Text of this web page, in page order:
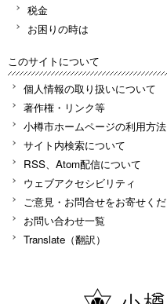
税金
お困りの時は
このサイトについて
個人情報の取り扱いについて
著作権・リンク等
小樽市ホームページの利用方法
サイト内検索について
RSS、Atom配信について
ウェブアクセシビリティ
ご意見・お問合せをお寄せく
お問い合わせ一覧
Translate（翻訳）